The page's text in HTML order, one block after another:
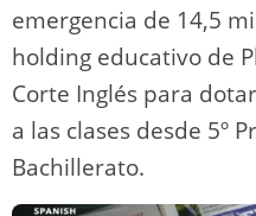
emergencia de 14,5
holding educativo de
Corte Inglés para
a las clases desde 5º
Bachillerato.